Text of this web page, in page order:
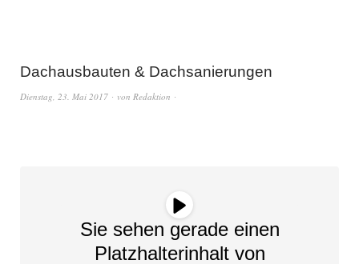
Dachausbauten & Dachsanierungen
Dienstag, 23. Mai 2017 von Redaktion
Sie sehen gerade einen
Platzhalterinhalt von